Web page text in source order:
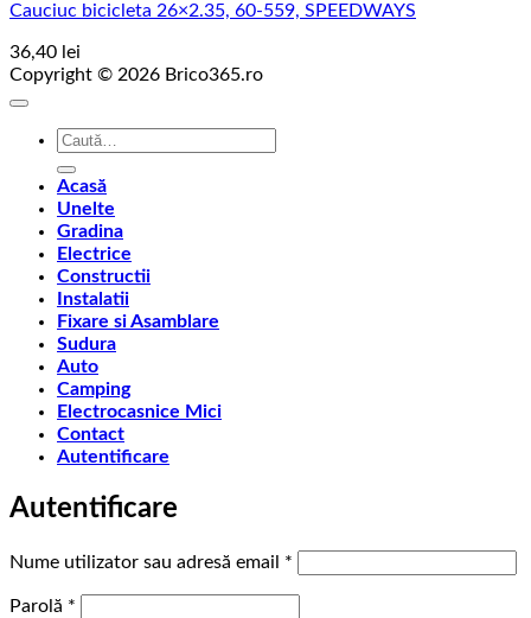
Cauciuc bicicleta 26×2.35, 60-559, SPEEDWAYS
36,40 lei
Copyright © 2026 Brico365.ro
Caută
Acasă
Unelte
Gradina
Electrice
Constructii
Instalatii
Fixare si Asamblare
Sudura
Auto
Camping
Electrocasnice Mici
Contact
Autentificare
Autentificare
Nume utilizator sau adresă email *
Parolă *